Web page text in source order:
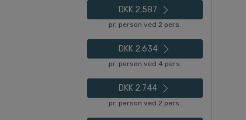
DKK 2.587
pr. person ved 2 pers.
DKK 2.634
pr. person ved 4 pers.
DKK 2.744
pr. person ved 2 pers.